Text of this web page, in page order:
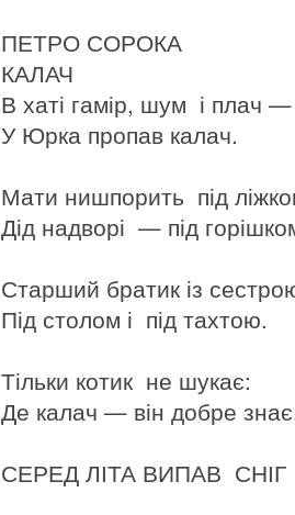
ПЕТРО СОРОКА
КАЛАЧ
В хаті гамір, шум і плач
У Юрка пропав калач.
Мати нишпорить під
Дід надворі — під
Старший братик із
Під столом і під тахтою.
Тільки котик не шукає:
Де калач — він добре
СЕРЕД ЛІТА ВИПАВ СНІГ